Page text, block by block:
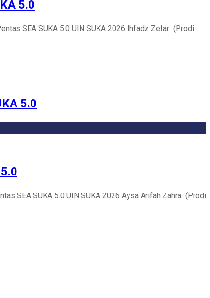
5.0
SEA SUKA 5.0 UIN SUKA 2026 Ihfadz Zefar (Prodi
5.0
SEA SUKA 5.0 UIN SUKA 2026 Aysa Arifah Zahra (Prodi